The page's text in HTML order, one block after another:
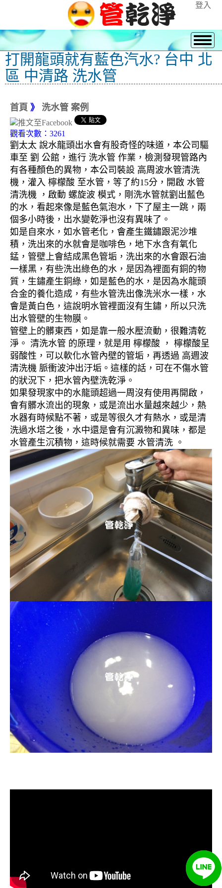
登入
打開龍頭就有藍色汽水? 台中 北
區 中清路 洗水管
首頁 》 洗水管 案例
觀看次數：3261
劉太太 說水龍頭出水會有股奇怪的味道，本公司驅
車至 劉 公館，進行 洗水管 作業，檢測發現管路內
有各種顏色的異物，本公司裝設 高周波水管清洗
機，灌入 檸檬酸 至水管，等了約15分，開啟 水管
清洗機 ，啟動 螺旋波 模式，剛洗水管就劉出藍色
的水，看起來像是藍色氣泡水，下了屋主一跳，兩
個多小時後，出水變乾淨也沒有異味了。
如是自來水，如水管老化，會產生鐵鏽跟泥沙堆
積，洗出來的水就會是咖啡色，地下水含有氧化
錳，管壁上會結成黑色管垢，洗出來的水會跟石油
一樣黑，有些洗出綠色的水，是因為裡面有銅的物
質，生鏽產生銅綠，如是藍色的水，是因為水龍頭
合金的養化造成，有些水管洗出像洗米水一樣，水
會是黃白色，這說明水管裡面沒有生鏽，所以只洗
出水管壁的生物膜。
管壁上的髒東西，如是靠一般水壓流動，很難清乾
淨。 清洗水管 的原理，就是用 檸檬酸 ， 檸檬酸呈
弱酸性，可以軟化水管內壁的管垢，再透過 高週波
清洗機 脈衝波沖出汙垢。這樣的話，可在不傷水管
的狀況下，把水管內壁洗乾淨。
如果發現家中的水龍頭超過一周沒有使用再開啟，
會有髒水流出的現象，或是流出水量越來越少，熱
水器有時候點不著，或是等很久才有熱水，或是清
洗過水塔之後，水中還是會有沉澱物和異味，都是
水管產生沉積物，這時候就需要 水管清洗 。